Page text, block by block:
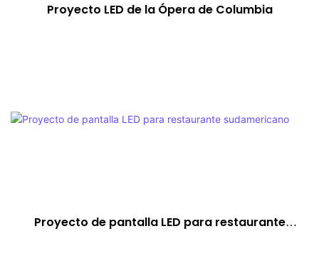
Proyecto LED de la Ópera de Columbia
Proyecto de pantalla LED para restaurante